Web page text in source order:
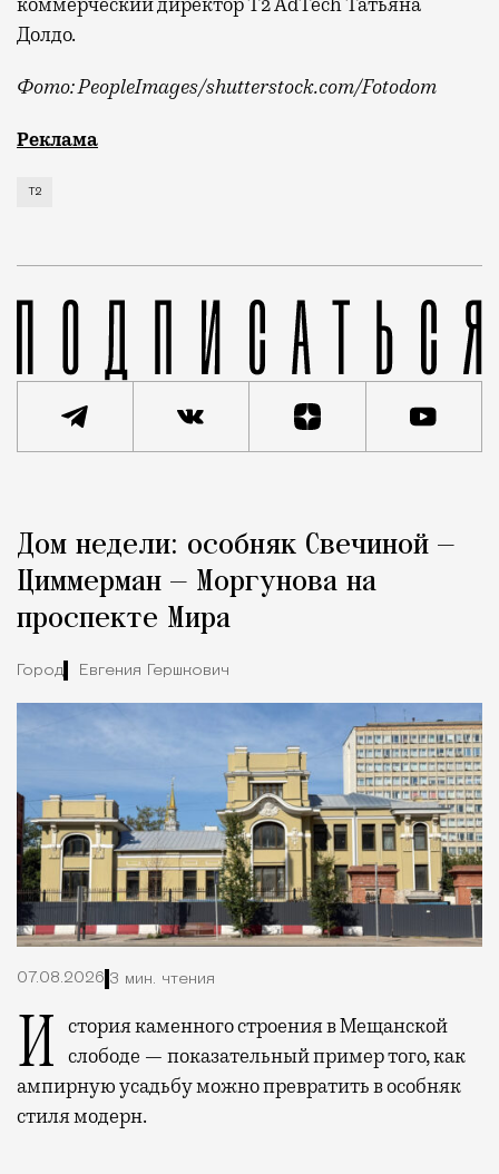
Долдо.
Фото: PeopleImages/shutterstock.com/Fotodom
Мобильный оператор Т2 изучил модели интернет-
Реклама
Т2
Город
Дом недели: особняк Свечиной —
Циммерман — Моргунова на
проспекте Мира
Город Евгения Гершкович
07.08.2026 3 мин. чтения
История каменного строения в Мещанской слободе — показательный пример того, как
ампирную усадьбу можно превратить в особняк
стиля модерн.